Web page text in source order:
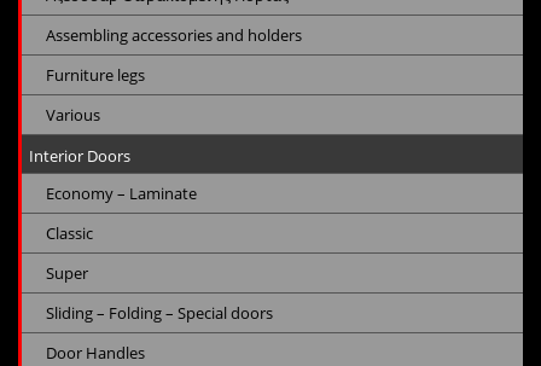
Assembling accessories and holders
Furniture legs
Various
Interior Doors
Economy – Laminate
Classic
Super
Sliding – Folding – Special doors
Door Handles